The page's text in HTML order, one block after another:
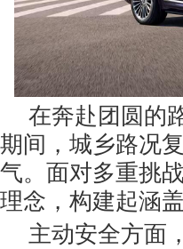
在奔赴团圆的
期间，城乡路况
气。面对多重挑
理念，构建起涵
主动安全方面